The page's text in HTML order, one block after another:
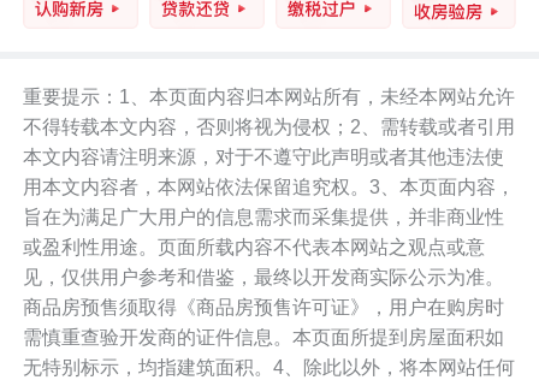
重要提示：1、本页面内容归本网站所有，未经本网站允许
不得转载本文内容，否则将视为侵权；2、需转载或者引用
本文内容请注明来源，对于不遵守此声明或者其他违法使
用本文内容者，本网站依法保留追究权。3、本页面内容，
旨在为满足广大用户的信息需求而采集提供，并非商业性
或盈利性用途。页面所载内容不代表本网站之观点或意
见，仅供用户参考和借鉴，最终以开发商实际公示为准。
商品房预售须取得《商品房预售许可证》，用户在购房时
需慎重查验开发商的证件信息。本页面所提到房屋面积如
无特别标示，均指建筑面积。4、除此以外，将本网站任何